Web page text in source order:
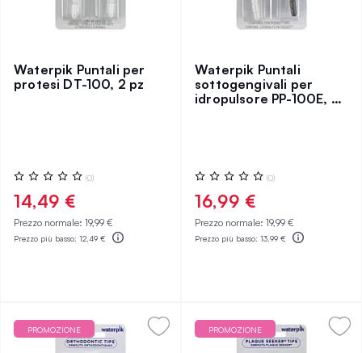
Waterpik Puntali per
protesi DT-100, 2 pz
Valutazione:
0%
(0)
14,49 €
Prezzo normale: 19,99 €
Prezzo più basso: 12,49 €
Waterpik Puntali
sottogengivali per
idropulsore PP-100E, 2
Valutazione:
0%
(0)
16,99 €
Prezzo normale: 19,99 €
Prezzo più basso: 13,99 €
PROMOZIONE PROMOZIONE